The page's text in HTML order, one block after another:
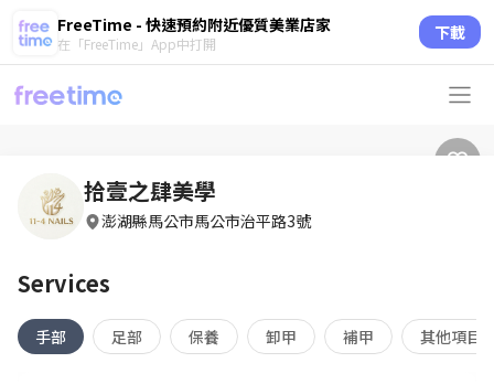
FreeTime - 快速預約附近優質美業店家
在「FreeTime」App中打開 下載
拾壹之肆美學
澎湖縣馬公市馬公市治平路3號
Services
手部 足部 保養 卸甲 補甲 其他項目